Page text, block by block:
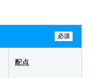
必須
配点